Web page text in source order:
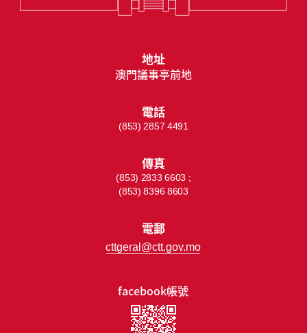
facebook帳號
地址
澳門議事亭前地
電話
(853) 2857 4491
傳真
(853) 2833 6603 ;
(853) 8396 8603
電郵
cttgeral@ctt.gov.mo